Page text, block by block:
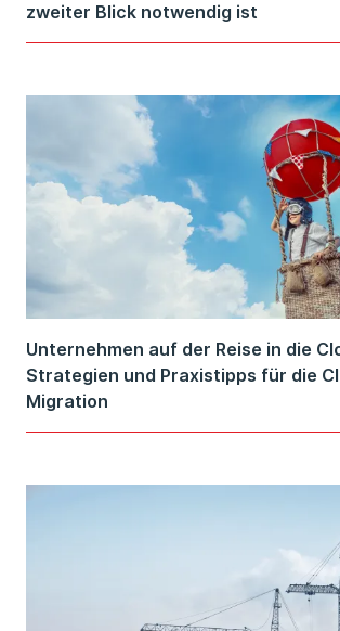
zweiter Blick notwendig ist
Unternehmen auf der Reise in die
Strategien und Praxistipps für die
Migration